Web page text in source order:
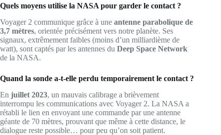
Quels moyens utilise la NASA pour garder le contact ?
Voyager 2 communique grâce à une antenne parabolique de
3,7 mètres, orientée précisément vers notre planète. Ses
signaux, extrêmement faibles (moins d’un milliardième de
watt), sont captés par les antennes du Deep Space Network
de la NASA.
Quand la sonde a-t-elle perdu temporairement le contact ?
En juillet 2023, un mauvais calibrage a brièvement
interrompu les communications avec Voyager 2. La NASA a
rétabli le lien en envoyant une commande par une antenne
géante de 70 mètres, prouvant que même à cette distance, le
dialogue reste possible… pour peu qu’on soit patient.